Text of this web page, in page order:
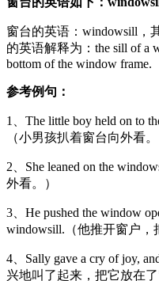
窗台的英语：windowsill，
的英语解释为：the sill of a
bottom of the window frame.
参考例句：
1、The little boy held on to
（小男孩扒着窗台向外看。
2、She leaned on the
外看。）
3、He pushed the window
windowsill.（他推开窗户，
4、Sally gave a cry of joy,
兴地叫了起来，把它放在了